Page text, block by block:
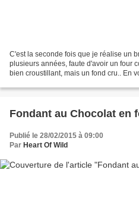
C'est la seconde fois que je réalise un
plusieurs années, faute d'avoir un four
bien croustillant, mais un fond cru.. En
Fondant au Chocolat en
Publié le 28/02/2015 à 09:00
Par Heart Of Wild